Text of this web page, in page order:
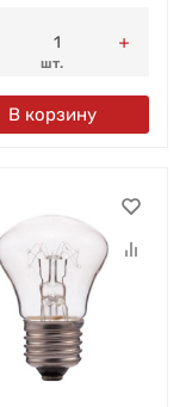
шт.
В корзину